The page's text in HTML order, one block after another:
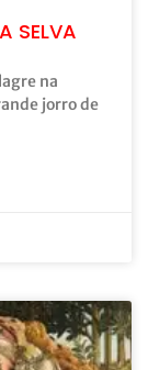
SELVA
na
jorro de